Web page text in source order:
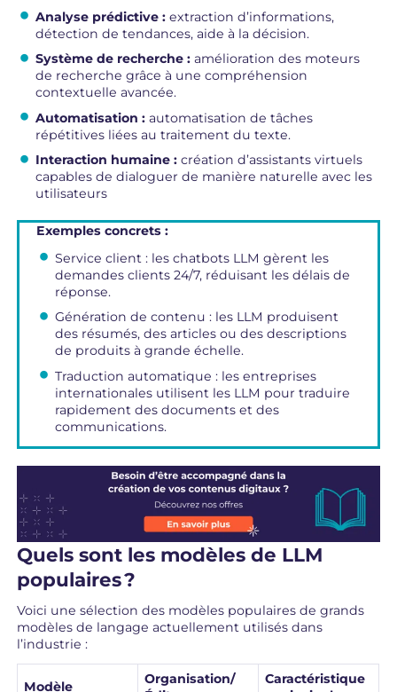
Analyse prédictive :extraction d’informations,
détection de tendances, aide à la décision.
Système de recherche :amélioration des moteurs
de recherche grâce à une compréhension
contextuelle avancée.
Automatisation :automatisation de tâches
répétitives liées au traitement du texte.
Interaction humaine :création d’assistants virtuels
capables de dialoguer de manière naturelle avec les
utilisateurs
Exemples concrets :
Service client : les chatbots LLM gèrent les
demandes clients 24/7, réduisant les délais de
réponse.
Génération de contenu : les LLM produisent
des résumés, des articles ou des descriptions
de produits à grande échelle.
Traduction automatique : les entreprises
internationales utilisent les LLM pour traduire
rapidement des documents et des
communications.
Quels sont les modèles de LLM
populaires ?
Voici une sélection des modèles populaires de grands
modèles de langage actuellement utilisés dans
l’industrie :
Modèle
Organisation/
Caractéristique